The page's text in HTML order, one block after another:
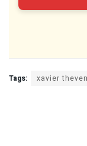
Tags: xavier